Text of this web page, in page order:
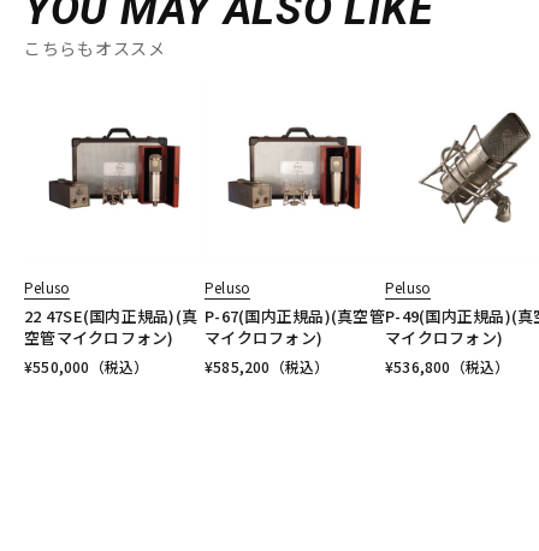
YOU MAY ALSO LIKE
こちらもオススメ
Peluso
22 47SE(国内正規品)(真
空管マイクロフォン)
¥550,000 （税込）
Peluso
P-67(国内正規品)(真空管
マイクロフォン)
¥585,200 （税込）
Peluso
P-49(国内正規品)(真
マイクロフォン)
¥536,800 （税込）